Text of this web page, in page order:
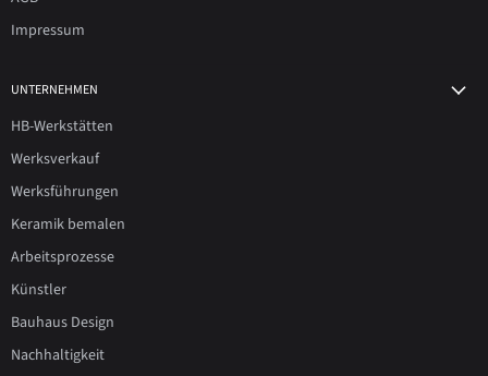
Impressum
UNTERNEHMEN
HB-Werkstätten
Werksverkauf
Werksführungen
Keramik bemalen
Arbeitsprozesse
Künstler
Bauhaus Design
Nachhaltigkeit